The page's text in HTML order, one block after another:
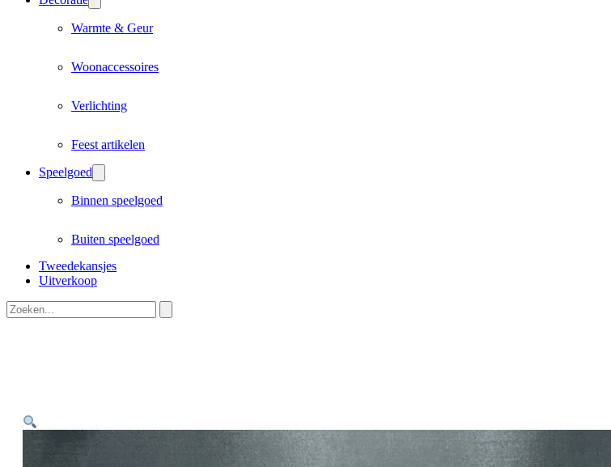
Warmte & Geur
Woonaccessoires
Verlichting
Feest artikelen
Speelgoed
Binnen speelgoed
Buiten speelgoed
Tweedekansjes
Uitverkoop
Zoeken